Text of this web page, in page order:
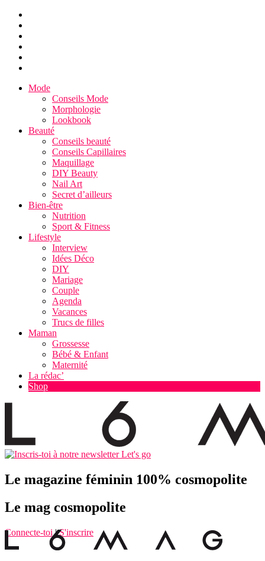
Mode
Conseils Mode
Morphologie
Lookbook
Beauté
Conseils beauté
Conseils Capillaires
Maquillage
DIY Beauty
Nail Art
Secret d’ailleurs
Bien-être
Nutrition
Sport & Fitness
Lifestyle
Interview
Idées Déco
DIY
Mariage
Couple
Agenda
Vacances
Trucs de filles
Maman
Grossesse
Bébé & Enfant
Maternité
La rédac’
Shop
Let's go
Le magazine féminin 100% cosmopolite
Le mag cosmopolite
Connecte-toi|S'inscrire